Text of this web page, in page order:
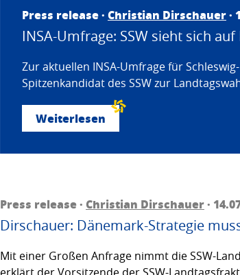
Press release · Christian Dirschauer·
INSA-Umfrage: SSW sieht sich auf
Zur aktuellen INSA-Umfrage für
Spitzenkandidat des SSW zur
Weiterlesen
Press release · Christian Dirschauer·
Dirschauer: Dänemark-Strategie
Mit einer Großen Anfrage nimmt die SSW-